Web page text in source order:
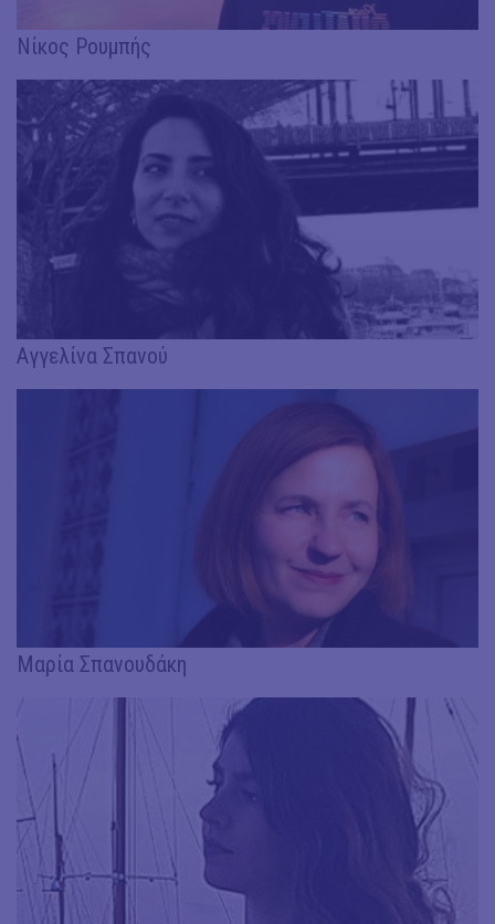
Νίκος Ρουμπής
Αγγελίνα Σπανού
Μαρία Σπανουδάκη